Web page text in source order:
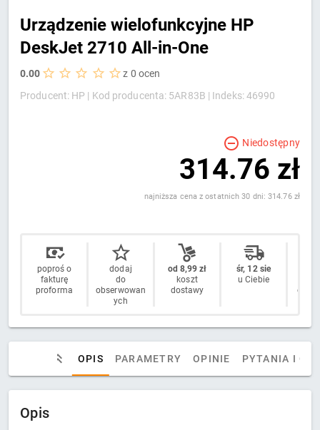
Urządzenie wielofunkcyjne HP
DeskJet 2710 All-in-One
0.00
z 0 ocen
Producent: HP | Kod producenta: 5AR83B | Indeks: 46990
Niedostępny
314.76 zł
najniższa cena z ostatnich 30 dni: 314.76 zł
poproś o
fakturę
proforma
dodaj
do
obserwowan
ych
od 8,99 zł
koszt
dostawy
śr, 12 sie
u Ciebie
OPIS PARAMETRY OPINIE PYTANIA I
Opis